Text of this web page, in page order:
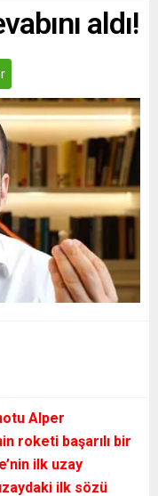
aldı!
Alper
roketi başarılı bir
ilk uzay
ilk sözü